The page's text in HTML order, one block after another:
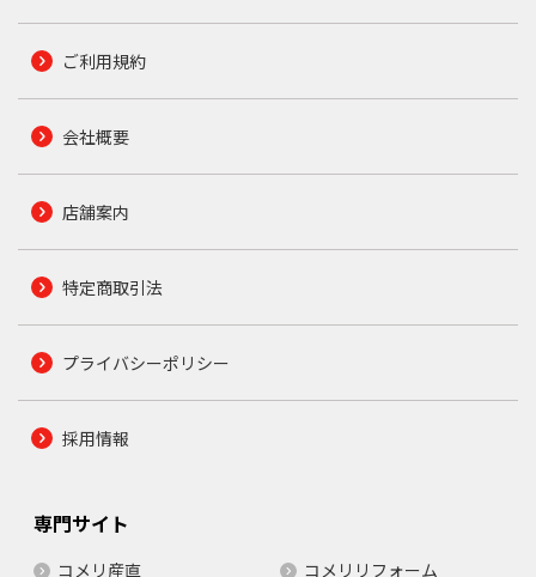
ご利用規約
会社概要
店舗案内
特定商取引法
プライバシーポリシー
採用情報
専門サイト
コメリ産直 コメリリフォーム